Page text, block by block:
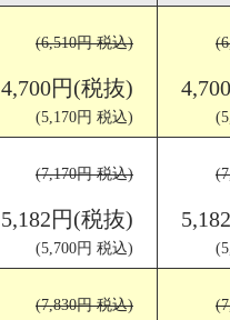
(6,510円 税込)
4,700円(税抜)
(5,170円 税込)
(7,170円 税込)
5,182円(税抜)
(5,700円 税込)
(7,830円 税込)